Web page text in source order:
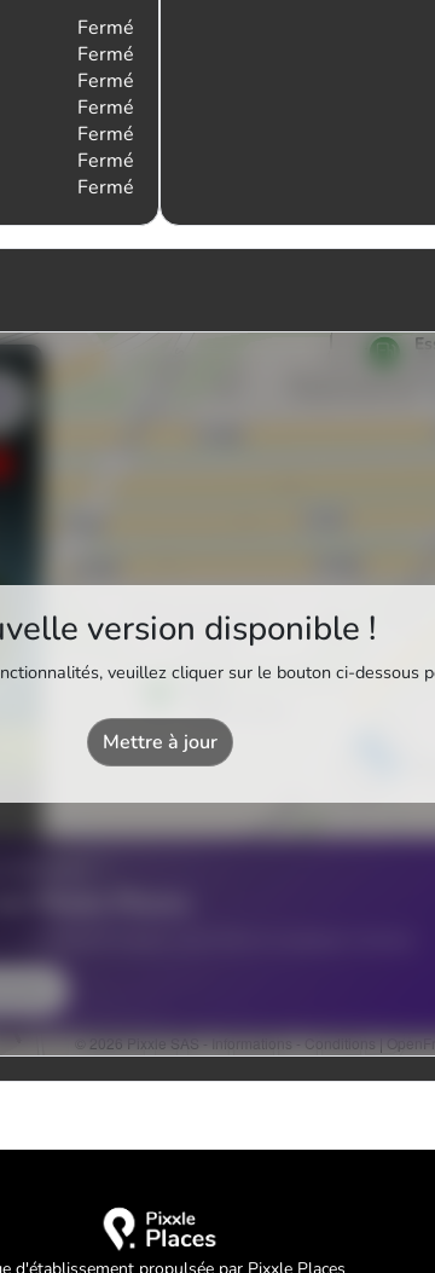
Fermé
Fermé
Fermé
Fermé
Fermé
Fermé
Fermé